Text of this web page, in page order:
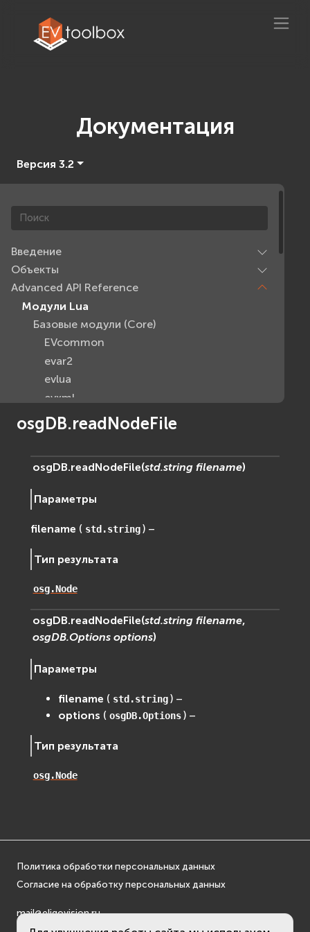
Документация
Версия 3.2
Введение
Объекты
Advanced API Reference
Модули Lua
Базовые модули (Core)
EVcommon
evar2
evlua
evxml
Граф Сцены (Scene Graph)
EVosgAV
EVosgAnimation
EVosgHMD
EVosgShadow
EVosgUtil
EVosgViewer
osgAnimation
osgDB
osgParticle
osgShadow
osgText
osgViewer
fs
EVremoted
osgDB.readNodeFile
osgDB.readNodeFile(std.string filename)
Параметры
filename ( std.string ) –
Тип результата
osg.Node
osgDB.readNodeFile(std.string filename,
osgDB.Options options)
Параметры
filename ( std.string ) –
options ( osgDB.Options ) –
Тип результата
osg.Node
Политика обработки персональных данных
Согласие на обработку персональных данных
mail@eligovision.ru